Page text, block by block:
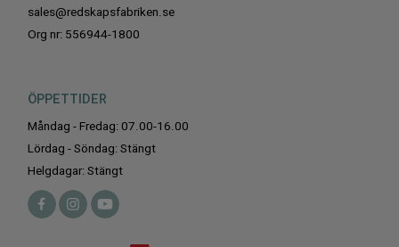
sales@redskapsfabriken.se
Org nr: 556944-1800
ÖPPETTIDER
Måndag - Fredag: 07.00-16.00
Lördag - Söndag: Stängt
Helgdagar: Stängt